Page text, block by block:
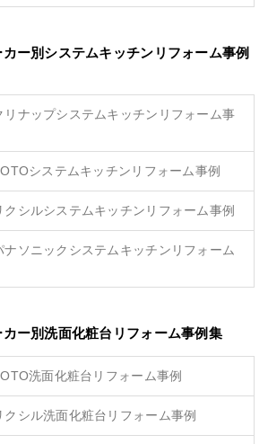
ー別システムキッチンリフォーム事例
リナップシステムキッチンリフォーム事
システムキッチンリフォーム事例
シルシステムキッチンリフォーム事例
ソニックシステムキッチンリフォーム
ー別洗面化粧台リフォーム事例集
洗面化粧台リフォーム事例
シル洗面化粧台リフォーム事例